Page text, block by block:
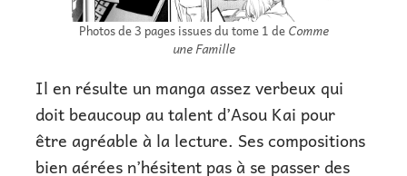
Photos de 3 pages issues du tome 1 deComme
une Famille
Il en résulte un manga assez verbeux qui
doit beaucoup au talent d’Asou Kai pour
être agréable à la lecture. Ses compositions
bien aérées n’hésitent pas à se passer des